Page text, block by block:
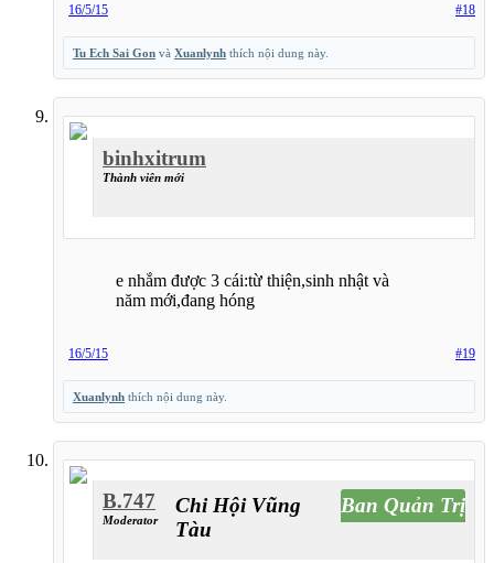
#18
16/5/15
Tu Ech Sai Gon và Xuanlynh thích nội dung này.
binhxitrum
Thành viên mới
e nhắm được 3 cái:từ thiện,sinh nhật và
năm mới,đang hóng
#19
16/5/15
Xuanlynh thích nội dung này.
B.747
Moderator
Ban Quản Trị
Chi Hội Vũng
Tàu